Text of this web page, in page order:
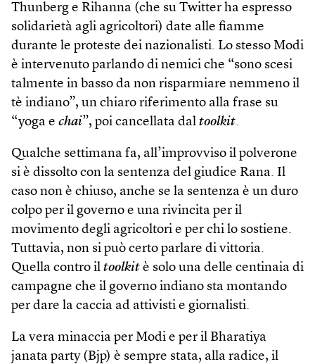
Thunberg e Rihanna (che su Twitter ha espresso
solidarietà agli agricoltori) date alle fiamme
durante le proteste dei nazionalisti. Lo stesso Modi
è intervenuto parlando di nemici che “sono scesi
talmente in basso da non risparmiare nemmeno il
tè indiano”, un chiaro riferimento alla frase su
“yoga e chai”, poi cancellata dal tool­kit.
Qualche settimana fa, all’improvviso il polverone
si è dissolto con la sentenza del giudice Rana. Il
caso non è chiuso, anche se la sentenza è un duro
colpo per il governo e una rivincita per il
movimento degli agricoltori e per chi lo sostiene.
Tuttavia, non si può certo parlare di vittoria.
Quella contro il toolkit è solo una delle centinaia di
campagne che il governo indiano sta montando
per dare la caccia ad attivisti e giornalisti.
La vera minaccia per Modi e per il Bharatiya
janata party (Bjp) è sempre stata, alla radice, il